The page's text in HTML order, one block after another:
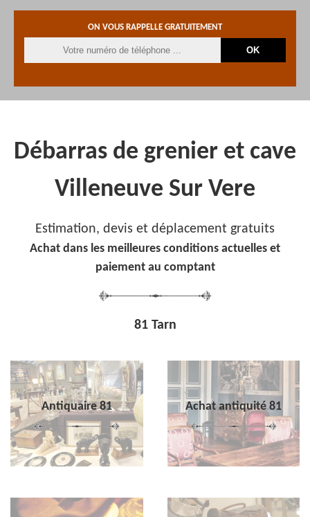
ON VOUS RAPPELLE GRATUITEMENT
Débarras de grenier et cave
Villeneuve Sur Vere
Estimation, devis et déplacement gratuits
Achat dans les meilleures conditions actuelles et
paiement au comptant
81 Tarn
Antiquaire 81 Achat antiquité 81